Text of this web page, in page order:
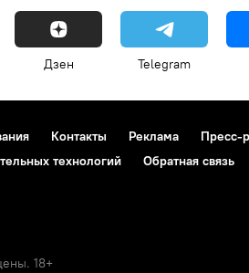
Дзен Telegram
Контакты Реклама Пресс-
технологий
Обратная связь
18+